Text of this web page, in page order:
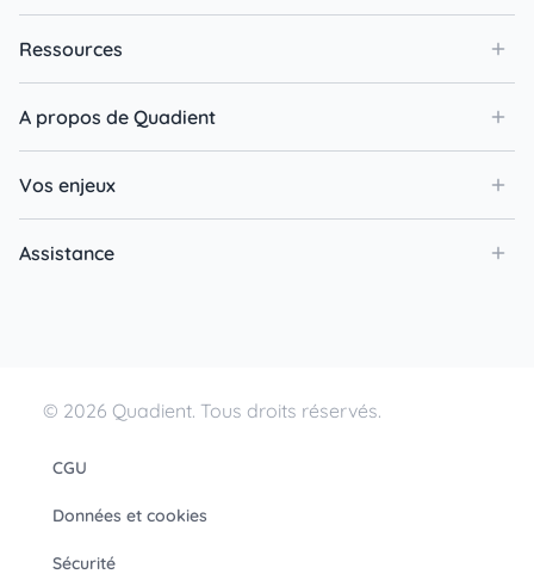
Ressources
A propos de Quadient
Vos enjeux
Assistance
© 2026 Quadient. Tous droits réservés.
CGU
Données et cookies
Sécurité